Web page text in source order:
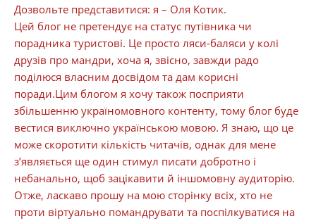
Дозвольте представитися: я – Оля Котик.
Цей блог не претендує на статус путівника чи
порадника туристові. Це просто ляси-баляси у колі
друзів про мандри, хоча я, звісно, завжди радо
поділюся власним досвідом та дам корисні
поради.Цим блогом я хочу також посприяти
збільшенню україномовного контенту, тому блог буде
вестися виключно українською мовою. Я знаю, що це
може скоротити кількість читачів, однак для мене
з’являється ще один стимул писати добротно і
небанально, щоб зацікавити й іншомовну аудиторію.
Отже, ласкаво прошу на мою сторінку всіх, хто не
проти віртуально помандрувати та поспілкуватися на